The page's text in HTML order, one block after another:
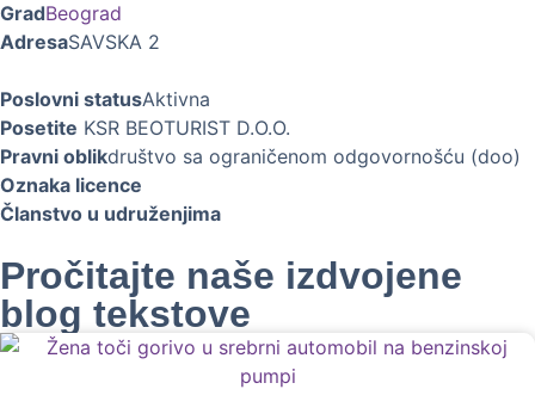
GradBeograd
AdresaSAVSKA 2
Poslovni statusAktivna
Posetite KSR BEOTURIST D.O.O.
Pravni oblikdruštvo sa ograničenom odgovornošću (doo)
Oznaka licence
Članstvo u udruženjima
Pročitajte naše izdvojene
blog tekstove